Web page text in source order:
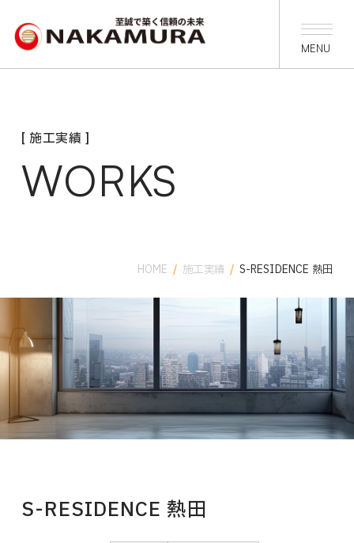
[ 施工実績 ]
WORKS
HOME / 施工実績 / S-RESIDENCE 熱田
S-RESIDENCE 熱田